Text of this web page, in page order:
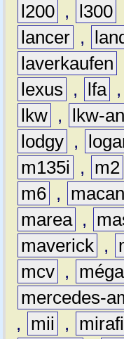
l200 , l300
lancer ,
laverkaufen
lexus
, lfa ,
lkw , lkw-
lodgy ,
m135i
, m2
m6 , macan
marea ,
maverick ,
mcv ,
mercedes-
,
mii ,